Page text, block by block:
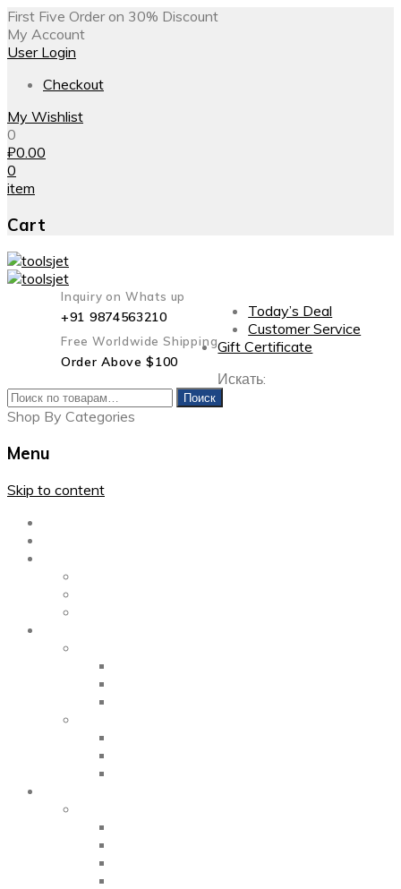
First Five Order on 30% Discount
My Account
User Login
Checkout
My Wishlist
0
₽0.00
0
item
Cart
Inquiry on Whats up
+91 9874563210
Free Worldwide Shipping
Order Above $100
Today’s Deal
Customer Service
Gift Certificate
Искать:
Поиск
Shop By Categories
Menu
Skip to content